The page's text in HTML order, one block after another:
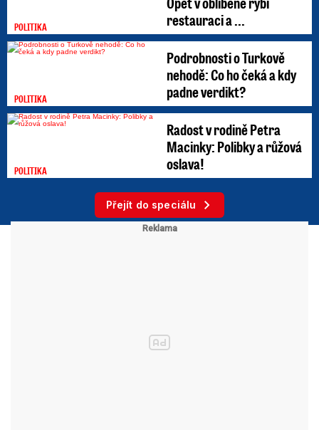
POLITIKA
restauraci a ...
POLITIKA
Podrobnosti o Turkově
nehodě: Co ho čeká a kdy
padne verdikt?
POLITIKA
Radost v rodině Petra
Macinky: Polibky a růžová
oslava!
Přejít do speciálu